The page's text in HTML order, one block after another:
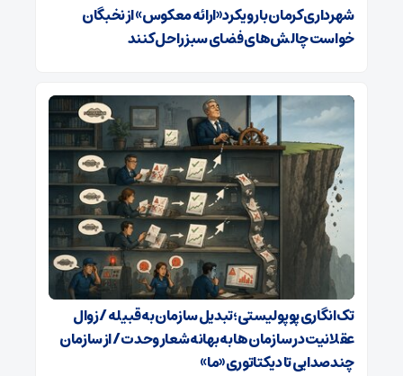
شهرداری کرمان با رویکرد «ارائه معکوس» از نخبگان
خواست چالش‌های فضای سبز را حل کنند
تک‌انگاری پوپولیستی؛تبدیل سازمان به قبیله‌ / زوال
عقلانیت در سازمان ها به بهانه شعار وحدت / از سازمان
چندصدایی تا دیکتاتوری «ما»